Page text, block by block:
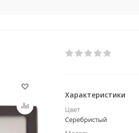
Характеристики
Цвет
Серебристый